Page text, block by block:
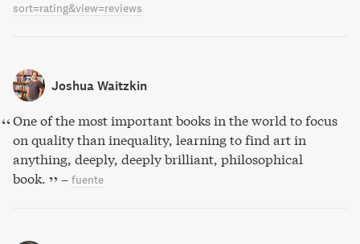
sort=rating&view=reviews
Joshua Waitzkin
One of the most important books in the world to focus
on quality than inequality, learning to find art in
anything, deeply, deeply brilliant, philosophical
book.
– fuente